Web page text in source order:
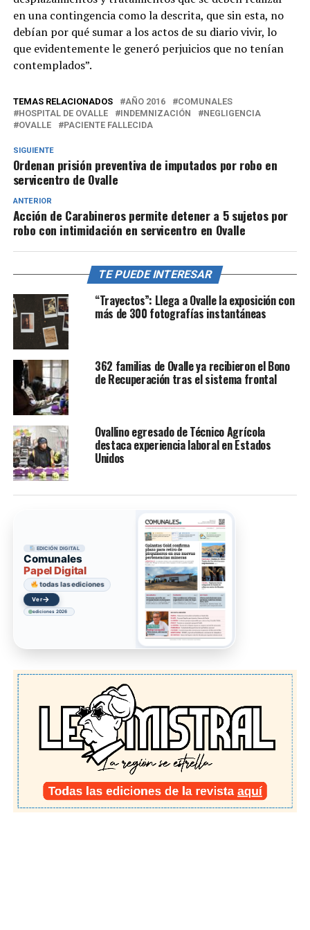
en una contingencia como la descrita, que sin esta, no
debían por qué sumar a los actos de su diario vivir, lo
que evidentemente le generó perjuicios que no tenían
contemplados”.
TEMAS RELACIONADOS AÑO 2016
COMUNALES
HOSPITAL DE OVALLE
INDEMNIZACIÓN
NEGLIGENCIA
OVALLE
PACIENTE FALLECIDA
SIGUIENTE
Ordenan prisión preventiva de imputados por robo en
servicentro de Ovalle
ANTERIOR
Acción de Carabineros permite detener a 5 sujetos por
robo con intimidación en servicentro en Ovalle
TE PUEDE INTERESAR
“Trayectos”: Llega a Ovalle la exposición con
más de 300 fotografías instantáneas
362 familias de Ovalle ya recibieron el Bono
de Recuperación tras el sistema frontal
Ovallino egresado de Técnico Agrícola
destaca experiencia laboral en Estados
Unidos
EDICIÓN DIGITAL
Comunales
Papel Digital
todas las ediciones
Acceder →
ediciones 2026